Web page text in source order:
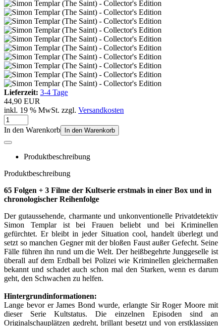
Lieferzeit: 3-4 Tage
44,90 EUR
inkl. 19 % MwSt. zzgl. Versandkosten
In den Warenkorb In den Warenkorb
Produktbeschreibung
Produktbeschreibung
65 Folgen + 3 Filme der Kultserie erstmals in einer Box und in
chronologischer Reihenfolge
Der gutaussehende, charmante und unkonventionelle Privatdetektiv
Simon Templar ist bei Frauen beliebt und bei Kriminellen
gefürchtet. Er bleibt in jeder Situation cool, handelt überlegt und
setzt so manchen Gegner mit der bloßen Faust außer Gefecht. Seine
Fälle führen ihn rund um die Welt. Der heißbegehrte Junggeselle ist
überall auf dem Erdball bei Polizei wie Kriminellen gleichermaßen
bekannt und schadet auch schon mal den Starken, wenn es darum
geht, den Schwachen zu helfen.
Hintergrundinformationen:
Lange bevor er James Bond wurde, erlangte Sir Roger Moore mit
dieser Serie Kultstatus. Die einzelnen Episoden sind an
Originalschauplätzen gedreht, brillant besetzt und von erstklassigen